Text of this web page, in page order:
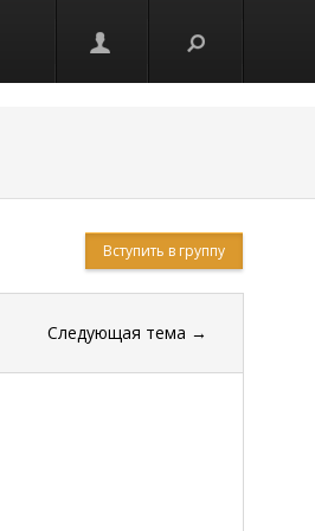
Вступить в группу
Следующая тема →